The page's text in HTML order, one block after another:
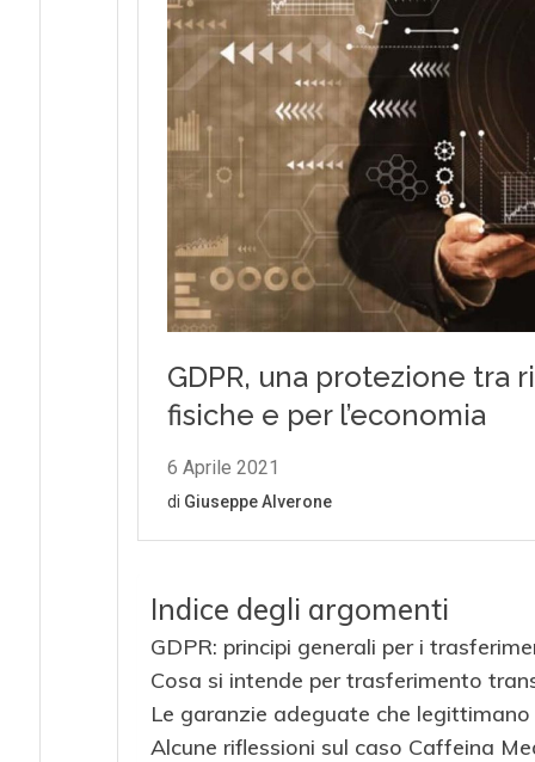
Indice degli argomenti
GDPR: principi generali per i
Cosa si intende per trasferimento
Le garanzie adeguate che
Alcune riflessioni sul caso Caffeina